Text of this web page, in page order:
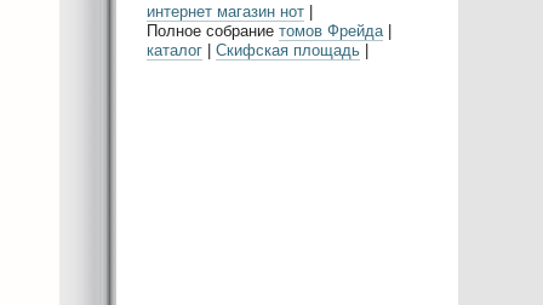
интернет магазин нот |
Полное собрание томов Фрейда |
каталог | Скифская площадь |